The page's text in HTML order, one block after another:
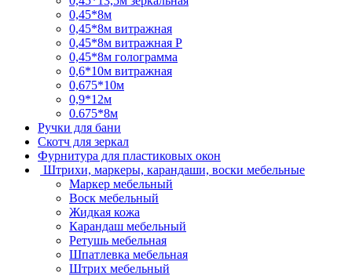
0,45*8м
0,45*8м витражная
0,45*8м витражная Р
0,45*8м голограмма
0,6*10м витражная
0,675*10м
0,9*12м
0.675*8м
Ручки для бани
Скотч для зеркал
Фурнитура для пластиковых окон
Штрихи, маркеры, карандаши, воски мебельные
Маркер мебельный
Воск мебельный
Жидкая кожа
Карандаш мебельный
Ретушь мебельная
Шпатлевка мебельная
Штрих мебельный